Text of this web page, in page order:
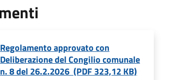
Regolamento approvato con
Deliberazione del Congilio comunale
n. 8 del 26.2.2026 (PDF 323,12 KB)